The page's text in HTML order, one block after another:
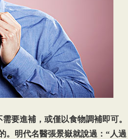
要進補，或僅以食物調補即可。
。明代名醫張景嶽就說過：“人過